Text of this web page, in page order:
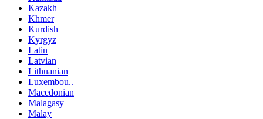
Kazakh
Khmer
Kurdish
Kyrgyz
Latin
Latvian
Lithuanian
Luxembou..
Macedonian
Malagasy
Malay